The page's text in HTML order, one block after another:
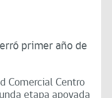
primer año de
Comercial Centro
etapa apoyada